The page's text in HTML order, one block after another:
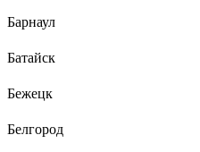
Барнаул
Батайск
Бежецк
Белгород